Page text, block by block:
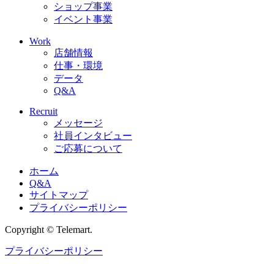
ショップ事業
イベント事業
Work
店舗情報
仕事・環境
データ
Q&A
Recruit
メッセージ
社員インタビュー
ご応募について
ホーム
Q&A
サイトマップ
プライバシーポリシー
Copyright © Telemart.
プライバシーポリシー